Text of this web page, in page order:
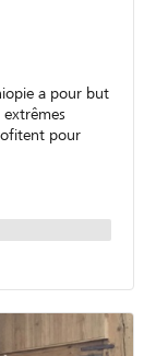
a pour but
pour